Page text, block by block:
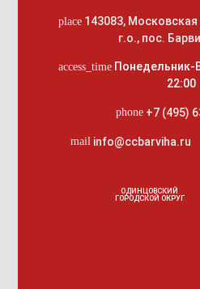
place 143083,
г.о., пос.
access_time Понедельник-
22:00
phone +7 (495)
mail info@ccbarviha.ru
ОДИНЦОВСКИЙ
ГОРОДСКОЙ ОКРУГ